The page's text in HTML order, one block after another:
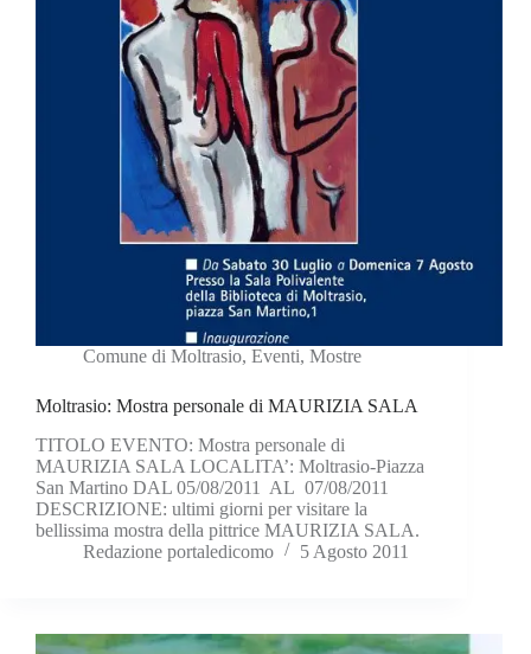
Comune di Moltrasio, Eventi, Mostre
Moltrasio: Mostra personale di MAURIZIA SALA
TITOLO EVENTO: Mostra personale di
MAURIZIA SALA LOCALITA’: Moltrasio-Piazza
San Martino DAL 05/08/2011 AL 07/08/2011
DESCRIZIONE: ultimi giorni per visitare la
bellissima mostra della pittrice MAURIZIA SALA.
Redazione portaledicomo
5 Agosto 2011